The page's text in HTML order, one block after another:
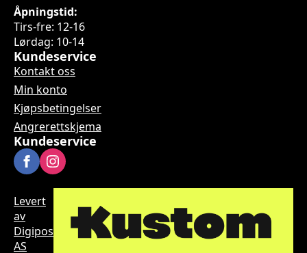
Åpningstid:
Tirs-fre: 12-16
Lørdag: 10-14
Kundeservice
Kontakt oss
Min konto
Kjøpsbetingelser
Angrerettskjema
Kundeservice
Levert
av
Digipos
AS